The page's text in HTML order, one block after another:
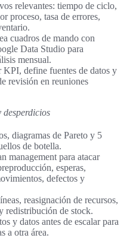
relevantes: tiempo de ciclo,
proceso, tasa de errores,
cuadros de mando con
Data Studio para
mensual.
KPI, define fuentes de datos y
revisión en reuniones
desperdicios
diagramas de Pareto y 5
de botella.
management para atacar
esperas,
defectos y
reasignación de recursos,
redistribución de stock.
y datos antes de escalar para
a otra área.